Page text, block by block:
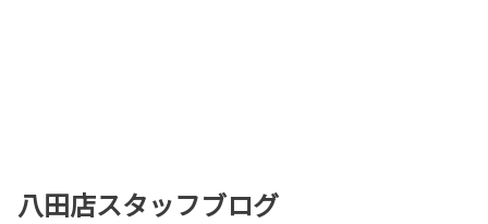
八田店スタッフブログ